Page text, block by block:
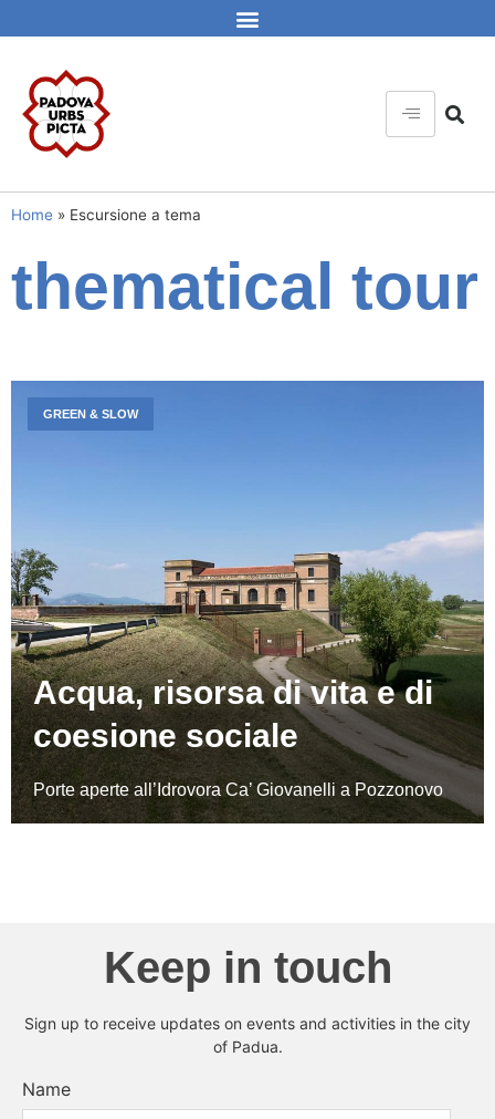
Home » Escursione a tema
thematical tour
Acqua, risorsa di vita e di
coesione sociale
Porte aperte all’Idrovora Ca’ Giovanelli a Pozzonovo
GREEN & SLOW
Keep in touch
Sign up to receive updates on events and activities in the city
of Padua.
Name